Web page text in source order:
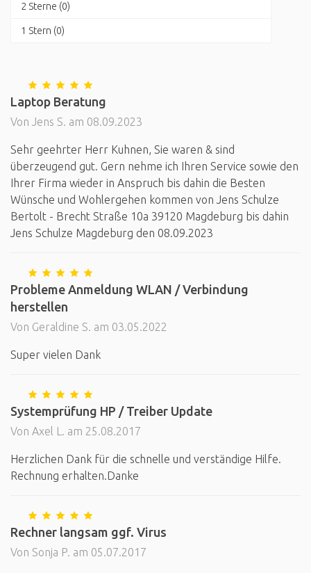
2 Sterne (0)
1 Stern (0)
Laptop Beratung
Von Jens S. am 08.09.2023
Sehr geehrter Herr Kuhnen, Sie waren & sind
überzeugend gut. Gern nehme ich Ihren Service sowie den
Ihrer Firma wieder in Anspruch bis dahin die Besten
Wünsche und Wohlergehen kommen von Jens Schulze
Bertolt - Brecht Straße 10a 39120 Magdeburg bis dahin
Jens Schulze Magdeburg den 08.09.2023
Probleme Anmeldung WLAN / Verbindung
herstellen
Von Geraldine S. am 03.05.2022
Super vielen Dank
Systemprüfung HP / Treiber Update
Von Axel L. am 25.08.2017
Herzlichen Dank für die schnelle und verständige Hilfe.
Rechnung erhalten.Danke
Rechner langsam ggf. Virus
Von Sonja P. am 05.07.2017